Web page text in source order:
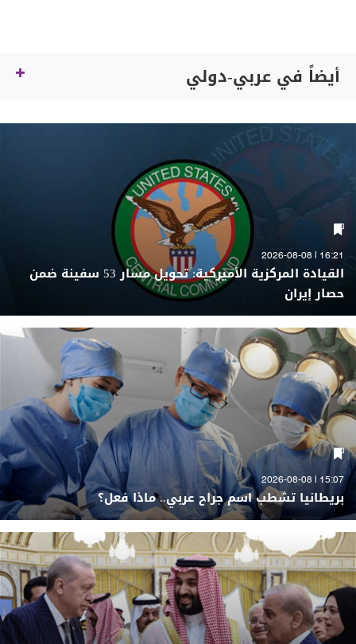
أيضاً في عربي-دولي
16:21 | 2026-08-08
القيادة المركزية الأميركية: تحويل مسار 53 سفينة ضمن
حصار إيران
15:07 | 2026-08-08
بريطانيا تشطب اسم جراح عربي.. ماذا فعل؟